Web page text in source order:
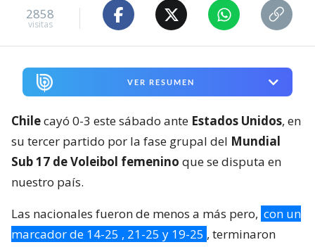
2858
visitas
VER RESUMEN
Chilecayó 0-3 este sábado ante Estados Unidos, en
su tercer partido por la fase grupal del Mundial
Sub 17 de Voleibol femenino que se disputa en
nuestro país.
Las nacionales fueron de menos a más pero, con un
marcador de 14-25 , 21-25 y 19-25 , terminaron